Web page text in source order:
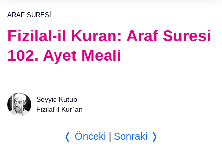
ARAF SURESI
Fizilal-il Kuran: Araf Suresi
102. Ayet Meali
Seyyid Kutub
Fizilal´il Kur`an
❬ Önceki Sonraki ❭